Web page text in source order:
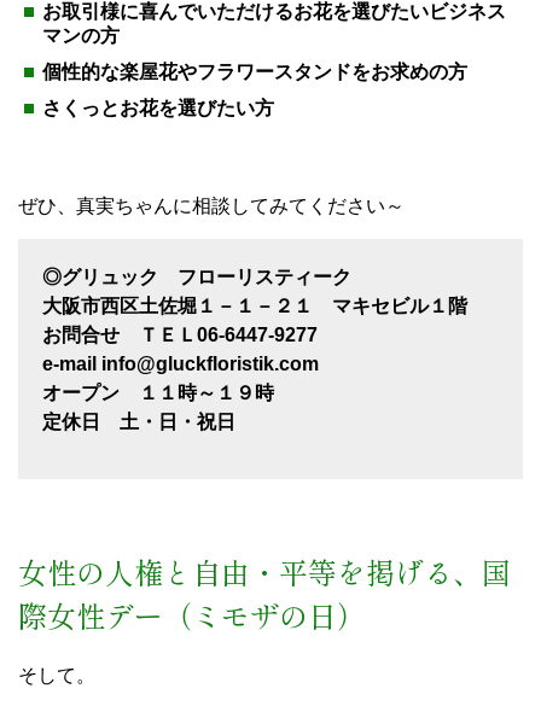
お取引様に喜んでいただけるお花を選びたいビジネス
マンの方
個性的な楽屋花やフラワースタンドをお求めの方
さくっとお花を選びたい方
ぜひ、真実ちゃんに相談してみてください～
◎グリュック フローリスティーク
大阪市西区土佐堀１－１－２１ マキセビル１階
お問合せ ＴＥＬ06-6447-9277
e-mail info@gluckfloristik.com
オープン １１時～１９時
定休日 土・日・祝日
女性の人権と自由・平等を掲げる、国
際女性デー（ミモザの日）
そして。